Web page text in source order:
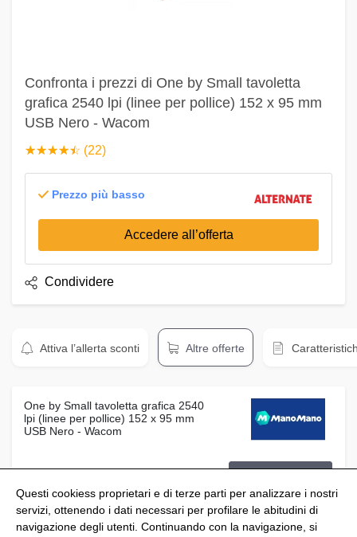
Confronta i prezzi di One by Small tavoletta
grafica 2540 lpi (linee per pollice) 152 x 95 mm
USB Nero - Wacom
☆☆☆☆☆
★★★★★ (22)
Prezzo più basso
Accedere all’offerta
Condividere
Attiva l’allerta sconti Altre offerte
One by Small tavoletta grafica 2540
lpi (linee per pollice) 152 x 95 mm
USB Nero - Wacom
Prezzo:
77,90 €
Questi cookiess proprietari e di terze parti per analizzare i nostri
servizi, ottenendo i dati necessari per profilare le abitudini di
navigazione degli utenti. Continuando con la navigazione, si